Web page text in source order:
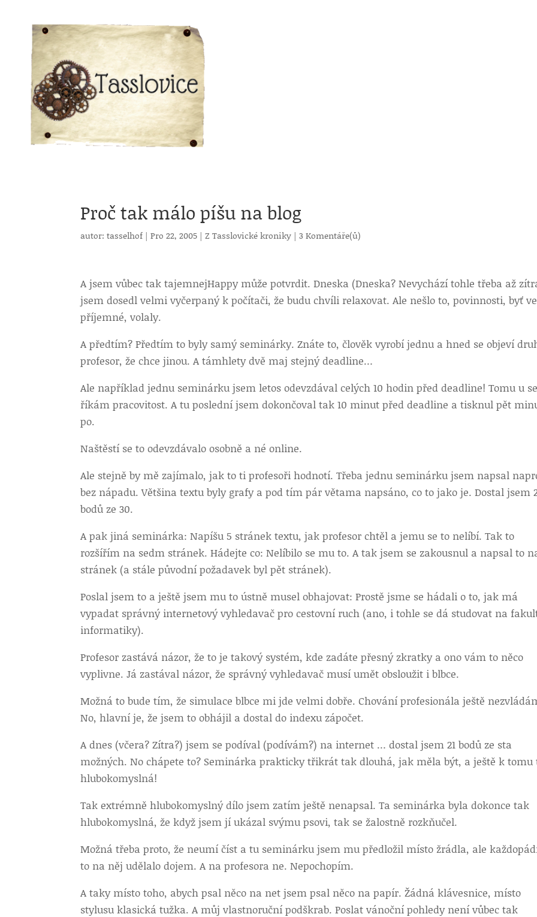
Proč tak málo píšu na blog
autor:tasselhof |Pro 22, 2005 |Z Tasslovické kroniky |3 Komentáře(ů)
A jsem vůbec tak tajemnejHappy může potvrdit. Dneska (Dneska? Nevychází tohle třeba až
jsem dosedl velmi vyčerpaný k počítači, že budu chvíli relaxovat. Ale nešlo to, povinnosti, byť
příjemné, volaly.
A předtím? Předtím to byly samý seminárky. Znáte to, člověk vyrobí jednu a hned se objeví
profesor, že chce jinou. A támhlety dvě maj stejný deadline…
Ale například jednu seminárku jsem letos odevzdával celých 10 hodin před deadline! Tomu u
říkám pracovitost. A tu poslední jsem dokončoval tak 10 minut před deadline a tisknul pět
po.
Naštěstí se to odevzdávalo osobně a né online.
Ale stejně by mě zajímalo, jak to ti profesoři hodnotí. Třeba jednu seminárku jsem napsal
bez nápadu. Většina textu byly grafy a pod tím pár větama napsáno, co to jako je. Dostal jsem
bodů ze 30.
A pak jiná seminárka: Napíšu 5 stránek textu, jak profesor chtěl a jemu se to nelíbí. Tak to
rozšířím na sedm stránek. Hádejte co: Nelíbilo se mu to. A tak jsem se zakousnul a napsal to
stránek (a stále původní požadavek byl pět stránek).
Poslal jsem to a ještě jsem mu to ústně musel obhajovat: Prostě jsme se hádali o to, jak má
vypadat správný internetový vyhledavač pro cestovní ruch (ano, i tohle se dá studovat na
informatiky).
Profesor zastává názor, že to je takový systém, kde zadáte přesný zkratky a ono vám to něco
vyplivne. Já zastával názor, že správný vyhledavač musí umět obsloužit i blbce.
Možná to bude tím, že simulace blbce mi jde velmi dobře. Chování profesionála ještě
No, hlavní je, že jsem to obhájil a dostal do indexu zápočet.
A dnes (včera? Zítra?) jsem se podíval (podívám?) na internet … dostal jsem 21 bodů ze sta
možných. No chápete to? Seminárka prakticky třikrát tak dlouhá, jak měla být, a ještě k tomu
hlubokomyslná!
Tak extrémně hlubokomyslný dílo jsem zatím ještě nenapsal. Ta seminárka byla dokonce tak
hlubokomyslná, že když jsem jí ukázal svýmu psovi, tak se žalostně rozkňučel.
Možná třeba proto, že neumí číst a tu seminárku jsem mu předložil místo žrádla, ale
to na něj udělalo dojem. A na profesora ne. Nepochopím.
A taky místo toho, abych psal něco na net jsem psal něco na papír. Žádná klávesnice, místo
stylusu klasická tužka. A můj vlastnoruční podškrab. Poslat vánoční pohledy není vůbec tak